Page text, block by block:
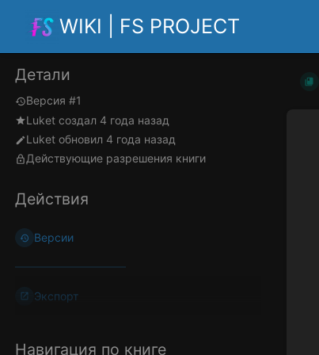
WIKI | FS PROJECT
Детали
Версия #1
Luket создал 4 года назад
Luket обновил 4 года назад
Действующие разрешения книги
Действия
Версии
Экспорт
Навигация по книге